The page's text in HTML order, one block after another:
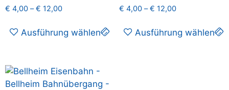
€ 4,00 –€ 12,00
Ausführung wählen
€ 4,00–€ 12,00
Ausführung wählen